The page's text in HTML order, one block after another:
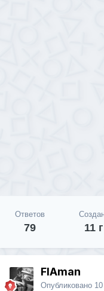
Ответов
79 11 г
FIAman
Опубликовано